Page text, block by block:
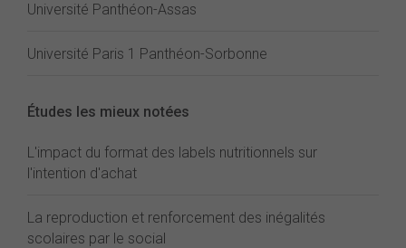
Université Panthéon-Assas
Université Paris 1 Panthéon-Sorbonne
Études les mieux notées
L'impact du format des labels nutritionnels sur
l'intention d'achat
La reproduction et renforcement des inégalités
scolaires par le social